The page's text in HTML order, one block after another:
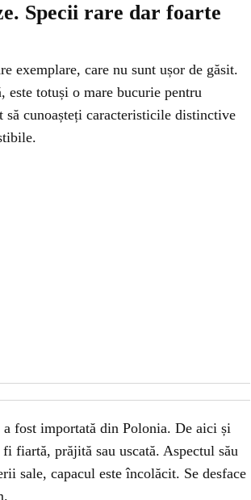
Specii rare dar foarte
exemplare, care nu sunt ușor de găsit.
totuși o mare bucurie pentru
să cunoașteți caracteristicile distinctive
fost importată din Polonia. De aici și
fiartă, prăjită sau uscată. Aspectul său
sale, capacul este încolăcit. Se desface